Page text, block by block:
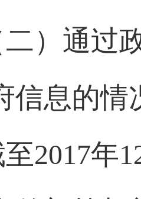
二）通过
信息的情
2017年